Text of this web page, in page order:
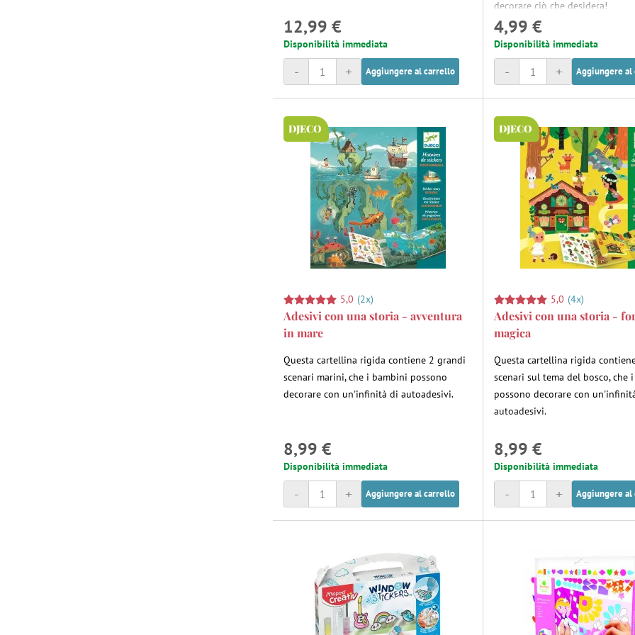
12,99 €
Disponibilità immediata
+
- Aggiungere al carrello
decorare ciò che desidera!
4,99 €
Disponibilità immediata
+
- Aggiungere
DJECO
5,0 (2x)
Adesivi con una storia - avventura
in mare
Questa cartellina rigida contiene 2 grandi
scenari marini, che i bambini possono
decorare con un'infinità di autoadesivi.
8,99 €
Disponibilità immediata
+
- Aggiungere al carrello
DJECO
5,0 (4x)
Adesivi con una storia -
magica
Questa cartellina rigida
scenari sul tema del bosco, che
possono decorare con
autoadesivi.
8,99 €
Disponibilità immediata
+
- Aggiungere